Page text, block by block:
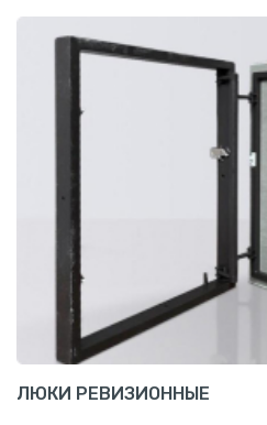
ЛЮКИ РЕВИЗИОННЫЕ